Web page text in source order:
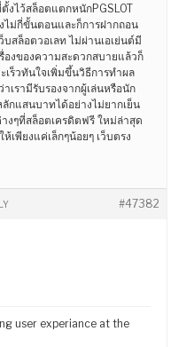
ไว้สล็อตแตกหนักPGSLOT
ไม่กี่ขั้นตอนและก็การฝากถอน
สล็อตวอเลท ไม่ผ่านเอเย่นต์มี
งของความสะดวกสบายแล้วก็
ร็วทันใจเพิ่มขึ้นวิธีการทำผล
เรามีรับรองจากผู้เล่นหรือนัก
กแสนบาทได้อย่างไม่ยากเย็น
งๆที่สล็อตเครดิตฟรี ใหม่ล่าสุด
เพียงแค่เล็กๆน้อยๆ เว็บตรง
#47382
user experiance at the